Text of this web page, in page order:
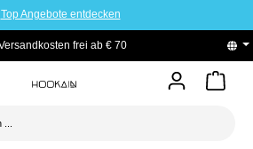
Top Angebote entdecken
frei ab € 70